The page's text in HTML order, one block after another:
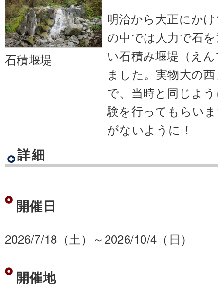
石積堰堤
明治から大正にか
の中では人力で石
い石積み堰堤（え
ました。実物大の
で、当時と同じよ
験を行ってもらい
がないように！
詳細
開催日
2026/7/18（土）～2026/10/4（日）
開催地